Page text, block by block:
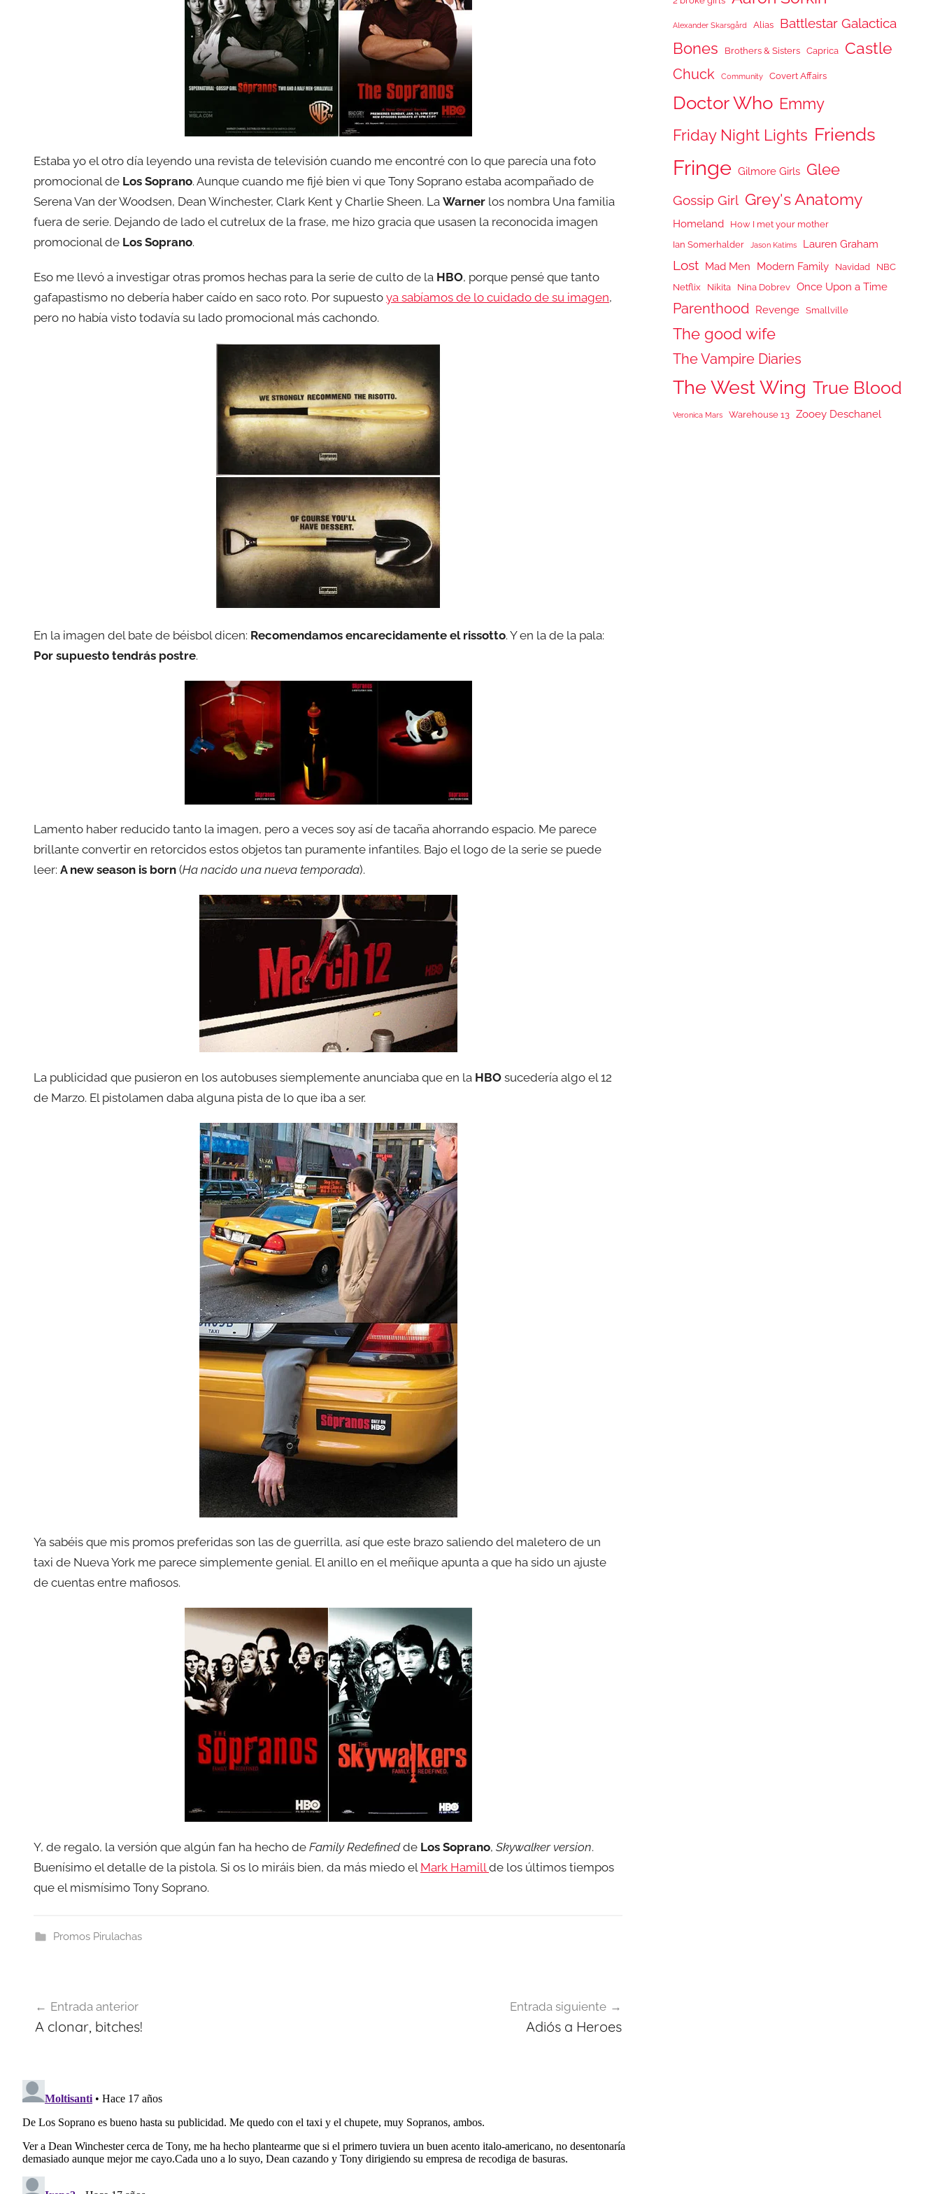
Estaba yo el otro día leyendo una revista de televisión cuando me encontré con lo que parecía una foto
promocional de Los Soprano. Aunque cuando me fijé bien vi que Tony Soprano estaba acompañado de
Serena Van der Woodsen, Dean Winchester, Clark Kent y Charlie Sheen. La Warner los nombra Una familia
fuera de serie. Dejando de lado el cutrelux de la frase, me hizo gracia que usasen la reconocida imagen
promocional de Los Soprano.
Eso me llevó a investigar otras promos hechas para la serie de culto de la HBO, porque pensé que tanto
gafapastismo no debería haber caído en saco roto. Por supuesto ya sabíamos de lo cuidado de su imagen,
pero no había visto todavía su lado promocional más cachondo.
En la imagen del bate de béisbol dicen: Recomendamos encarecidamente el rissotto. Y en la de la pala:
Por supuesto tendrás postre.
Lamento haber reducido tanto la imagen, pero a veces soy así de tacaña ahorrando espacio. Me parece
brillante convertir en retorcidos estos objetos tan puramente infantiles. Bajo el logo de la serie se puede
leer: A new season is born (Ha nacido una nueva temporada).
La publicidad que pusieron en los autobuses siemplemente anunciaba que en la HBO sucedería algo el 12
de Marzo. El pistolamen daba alguna pista de lo que iba a ser.
Ya sabéis que mis promos preferidas son las de guerrilla, así que este brazo saliendo del maletero de un
taxi de Nueva York me parece simplemente genial. El anillo en el meñique apunta a que ha sido un ajuste
de cuentas entre mafiosos.
Y, de regalo, la versión que algún fan ha hecho de Family Redefinedde Los Soprano, Skywalker version.
Buenísimo el detalle de la pistola. Si os lo miráis bien, da más miedo el Mark Hamill de los últimos tiempos
que el mismísimo Tony Soprano.
Promos Pirulachas
de
Entrada anterior
A clonar, bitches!
Entrada siguiente
Adiós a Heroes
Alexander Skarsgård Alias Battlestar Galactica
Bones Brothers & Sisters Caprica Castle
Chuck Community Covert Affairs
Doctor Who Emmy
Friday Night Lights Friends
Fringe Gilmore Girls Glee
Gossip Girl Grey's Anatomy
Homeland
How I met your mother
Ian Somerhalder
Jason Katims Lauren Graham
Lost Mad Men Modern Family Navidad
NBC
Netflix
Nikita Nina Dobrev Once Upon a Time
Parenthood Revenge Smallville
The good wife
The Vampire Diaries
The West Wing True Blood
Veronica Mars Warehouse 13 Zooey Deschanel